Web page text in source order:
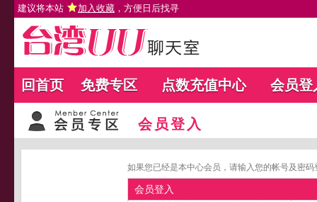
建议将本站 加入收藏 ，方便日后找寻
回首页 免费专区 点数充值中心 会员登
会员登入
如果您已经是本中心会员，请输入您的帐号及密
会员登入